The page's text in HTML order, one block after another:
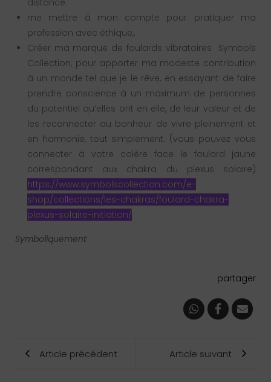
distance.
me mettre à mon compte pour pratiquer ma
profession avec éthique,.
Créer ma marque de foulards vibratoires Symbols
Collection, pour apporter ma modeste contribution
à un monde tel que je le rêve, en essayant de faire
prendre conscience à un maximum de personnes
du potentiel qu’elles ont en elle, de leur valeur et de
les reconnecter au bonheur de vivre pleinement et
en harmonie, tout simplement. (vous pouvez vous
connecter à votre colère face le foulard jaune
correspondant aux chakra du plexus solaire)
https://www.symbolscollection.com/e-
shop/collections/les-chakras/foulard-chakra-
plexus-solaire-initiation/
Symboliquement
partager
Article précédent Article suivant